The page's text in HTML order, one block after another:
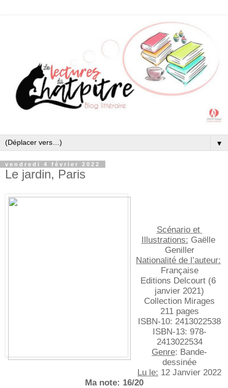
▼
vendredi 4 février 2022
Le jardin, Paris
Scénario et
Illustrations: Gaëlle
Geniller
Nationalité de l’auteur:
Française
Editions Delcourt (6
janvier 2021)
Collection Mirages
211 pages
ISBN-10:‎ 2413022538
ISBN-13:‎ 978-
2413022534
Genre: Bande-
dessinée
Lu le: 12 Janvier 2022
Ma note: 16/20